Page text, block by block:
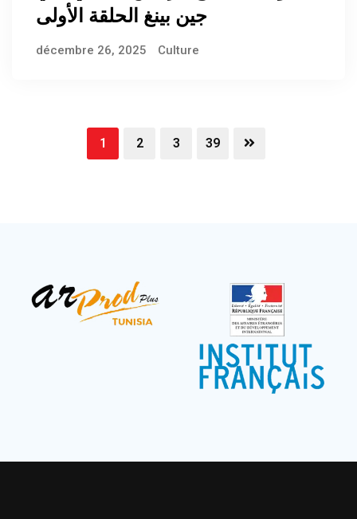
جين بينغ الحلقة الأولى
décembre 26, 2025 Culture
1 2 3 39